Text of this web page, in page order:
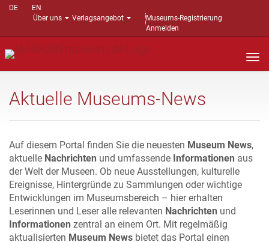
DE
EN
Über uns
Verlagsangebot
Museums-Registrierung
Anmelden
Aktuelle Museums-News
Auf diesem Portal finden Sie die neuesten Museum News,
aktuelle Nachrichten und umfassende Informationen aus
der Welt der Museen. Ob neue Ausstellungen, kulturelle
Ereignisse, Hintergründe zu Sammlungen oder wichtige
Entwicklungen im Museumsbereich – hier erhalten
Leserinnen und Leser alle relevanten Nachrichten und
Informationen zentral an einem Ort. Mit regelmäßig
aktualisierten Museum News bietet das Portal einen